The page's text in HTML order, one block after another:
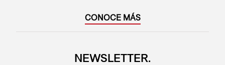
CONOCE MÁS
NEWSLETTER.